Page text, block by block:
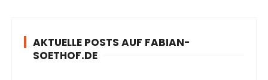
AKTUELLE POSTS AUF FABIAN-
SOETHOF.DE